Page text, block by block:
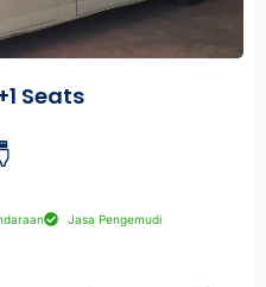
Seats
Jasa Pengemudi